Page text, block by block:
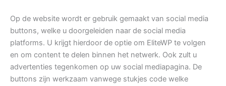
Op de website wordt er gebruik gemaakt van social media
buttons, welke u doorgeleiden naar de social media
platforms. U krijgt hierdoor de optie om EliteWP te volgen
en om content te delen binnen het netwerk. Ook zult u
advertenties tegenkomen op uw social mediapagina. De
buttons zijn werkzaam vanwege stukjes code welke